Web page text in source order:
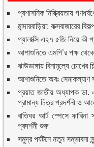
প্রশাসনিক নিষ্ক্রিয়তায়
মান্দারবাড়িয়া: কক্সবাজারের
গ্যালাক্সি এ২৭ ৫জি নিয়ে কী
আশাশুনিতে এমপি’র পক্ষ
ঝাউডাঙ্গায় বিনামূল্যে চোখের
আশাশুনিতে অবঃ সেনাকল্যাণ
প্রয়াত জাতীয় অধ্যাপক ডা.
প্রামান্য চিত্র প্রদর্শনী ও
বাতিঘর আর্ট স্পেসে ফারিনা
প্রদর্শনী শুরু
সমুদ্র পর্যটনে নতুন সম্ভাবনা